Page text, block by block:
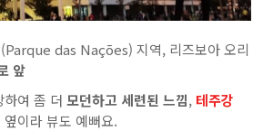
das Nações) 지역, 리즈보아 오리
앞
여 좀 더 모던하고 세련된 느낌, 테주강
이라 뷰도 예뻐요.